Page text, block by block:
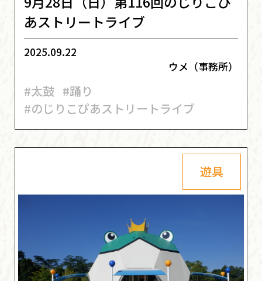
あストリートライブ
2025.09.22
ウメ（事務所）
#太鼓 #踊り
#のじりこぴあストリートライブ
遊具